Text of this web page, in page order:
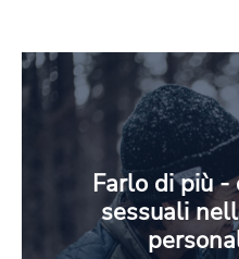
Farlo di più -
sessuali